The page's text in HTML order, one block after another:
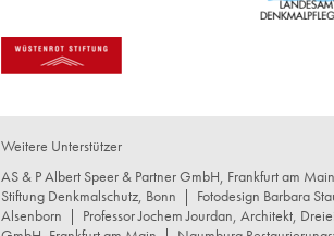
Weitere Unterstützer
AS & P Albert Speer & Partner GmbH, Frankfurt am Main
Stiftung Denkmalschutz, Bonn | Fotodesign Barbara
Alsenborn | Professor Jochem Jourdan, Architekt,